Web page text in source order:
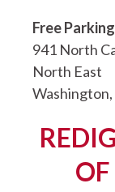
Free
941 North
North East
Washington,